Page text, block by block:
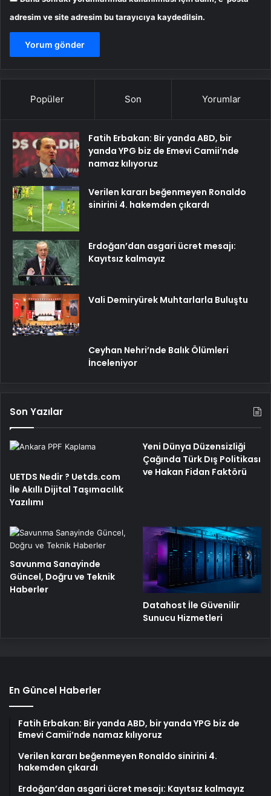
adresim ve site adresim bu tarayıcıya kaydedilsin.
Popüler Son Yorumlar
Fatih Erbakan: Bir yanda ABD, bir
yanda YPG biz de Emevi Camii’nde
namaz kılıyoruz
Verilen kararı beğenmeyen Ronaldo
sinirini 4. hakemden çıkardı
Erdoğan’dan asgari ücret mesajı:
Kayıtsız kalmayız
Vali Demiryürek Muhtarlarla Buluştu
Ceyhan Nehri’nde Balık Ölümleri
İnceleniyor
Son Yazılar
UETDS Nedir ? Uetds.com
İle Akıllı Dijital Taşımacılık
Yazılımı
Yeni Dünya Düzensizliği
Çağında Türk Dış Politikası
ve Hakan Fidan Faktörü
Savunma Sanayinde
Güncel, Doğru ve Teknik
Haberler
Datahost İle Güvenilir
Sunucu Hizmetleri
En Güncel Haberler
Fatih Erbakan: Bir yanda ABD, bir yanda YPG biz de
Emevi Camii’nde namaz kılıyoruz
Verilen kararı beğenmeyen Ronaldo sinirini 4.
hakemden çıkardı
Erdoğan’dan asgari ücret mesajı: Kayıtsız kalmayız